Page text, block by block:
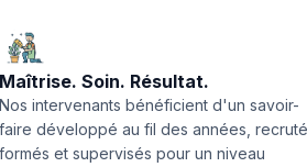
Maîtrise. Soin. Résultat.
Nos intervenants bénéficient d'un savoir-
faire développé au fil des années,
formés et supervisés pour un niveau